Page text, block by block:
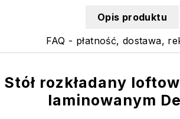
Opis produktu
FAQ - płatność, dostawa,
Stół rozkładany
laminowanym